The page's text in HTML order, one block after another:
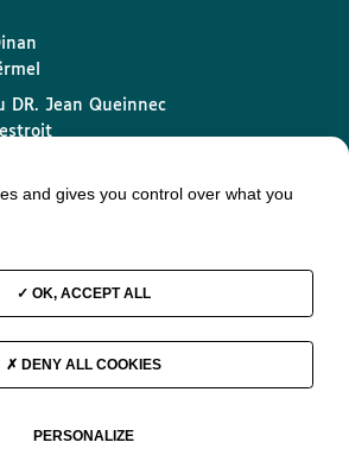
DR. Jean Queinnec
Mentions légales
Données personnelles
and gives you control over what you
OK, ACCEPT ALL
DENY ALL COOKIES
PERSONALIZE